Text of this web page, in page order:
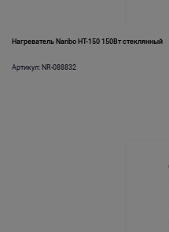
Нагреватель Naribo HT-150 150Вт стеклянный
Артикул: NR-088832